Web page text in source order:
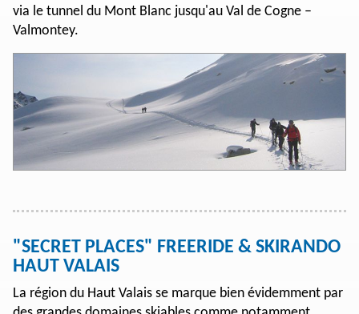
via le tunnel du Mont Blanc jusqu'au Val de Cogne –
Valmontey.
"SECRET PLACES" FREERIDE & SKIRANDO
HAUT VALAIS
La région du Haut Valais se marque bien évidemment par